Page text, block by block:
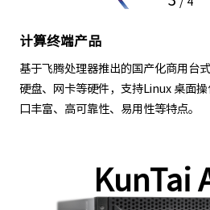
计算终端产品
基于飞腾处理器推出的国产化商用台
硬盘、网卡等硬件，支持Linux 桌面
口丰富、高可靠性、易用性等特点。
KunTai